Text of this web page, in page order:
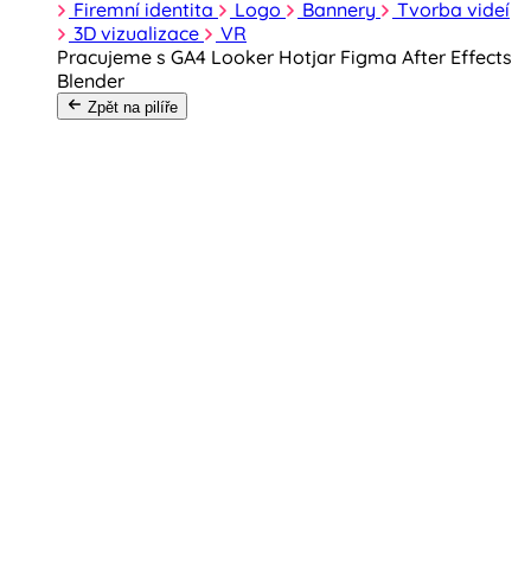
Firemní identita Logo Bannery
Tvorba videí
3D vizualizace
VR
Pracujeme s GA4 Looker Hotjar Figma After Effects
Blender
Zpět na pilíře